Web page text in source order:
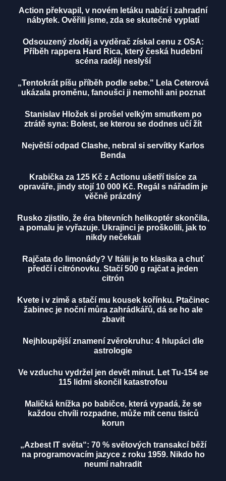
Action překvapil, v novém letáku nabízí i zahradní
nábytek. Ověřili jsme, zda se skutečně vyplatí
Odsouzený zloděj a vyděrač získal cenu z OSA:
Příběh rappera Hard Rica, který česká hudební
scéna raději neslyší
„Tentokrát píšu příběh podle sebe." Lela Ceterová
ukázala proměnu, fanoušci ji nemohli ani poznat
Stanislav Hložek si prošel velkým smutkem po
ztrátě syna: Bolest, se kterou se dodnes učí žít
Největší odpad Clashe, nebral si servítky Karlos
Benda
Krabička za 125 Kč z Actionu ušetří tisíce za
opraváře, jindy stojí 10 000 Kč. Regál s nářadím je
věčně prázdný
Rusko zjistilo, že éra bitevních helikoptér skončila,
a pomalu je vyřazuje. Ukrajinci je proškolili, jak to
nikdy nečekali
Rajčata do limonády? V Itálii je to klasika a chuť
předčí i citrónovku. Stačí 500 g rajčat a jeden
citrón
Kvete i v zimě a stačí mu kousek kořínku. Ptačinec
žabinec je noční můra zahrádkářů, dá se ho ale
zbavit
Nejhloupější znamení zvěrokruhu: 4 hlupáci dle
astrologie
Ve vzduchu vydržel jen devět minut. Let Tu-154 se
115 lidmi skončil katastrofou
Maličká knížka po babičce, která vypadá, že se
každou chvíli rozpadne, může mít cenu tisíců
korun
„Azbest IT světa“: 70 % světových transakcí běží
na programovacím jazyce z roku 1959. Nikdo ho
neumí nahradit